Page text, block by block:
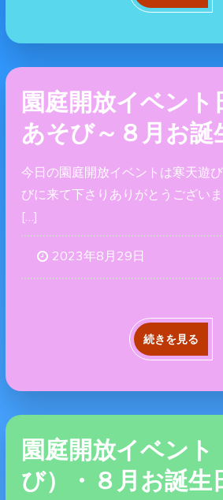
園庭開放イベント
あそび～８月お誕
今日の園庭開放イベントは寒天遊
びに来て下さりありがとうござい
[…]
2023年8月29日
続きを見る
園庭開放イベント
び）・８月お誕生